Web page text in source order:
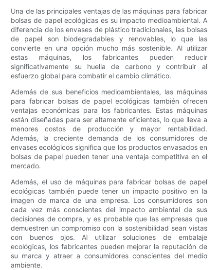
Una de las principales ventajas de las máquinas para fabricar
bolsas de papel ecológicas es su impacto medioambiental. A
diferencia de los envases de plástico tradicionales, las bolsas
de papel son biodegradables y renovables, lo que las
convierte en una opción mucho más sostenible. Al utilizar
estas máquinas, los fabricantes pueden reducir
significativamente su huella de carbono y contribuir al
esfuerzo global para combatir el cambio climático.
Además de sus beneficios medioambientales, las máquinas
para fabricar bolsas de papel ecológicas también ofrecen
ventajas económicas para los fabricantes. Estas máquinas
están diseñadas para ser altamente eficientes, lo que lleva a
menores costos de producción y mayor rentabilidad.
Además, la creciente demanda de los consumidores de
envases ecológicos significa que los productos envasados ​​en
bolsas de papel pueden tener una ventaja competitiva en el
mercado.
Además, el uso de máquinas para fabricar bolsas de papel
ecológicas también puede tener un impacto positivo en la
imagen de marca de una empresa. Los consumidores son
cada vez más conscientes del impacto ambiental de sus
decisiones de compra, y es probable que las empresas que
demuestren un compromiso con la sostenibilidad sean vistas
con buenos ojos. Al utilizar soluciones de embalaje
ecológicas, los fabricantes pueden mejorar la reputación de
su marca y atraer a consumidores conscientes del medio
ambiente.